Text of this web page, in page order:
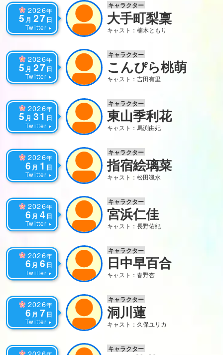
2026年
5 月 27 日
Twitter
キャラクター
大手町梨稟
キャスト：楠木ともり
2026年
5月 27 日
Twitter
キャラクター
こんぴら桃萌
キャスト：吉田有里
2026年
5 月 31 日
Twitter
キャラクター
東山季利花
キャスト：馬渕由妃
2026年
6 月 1 日
Twitter
キャラクター
指宿絵璃菜
キャスト：松田颯水
2026年
6 月 4 日
Twitter
キャラクター
宮浜仁佳
キャスト：長野佑紀
2026年
6 月 6 日
Twitter
キャラクター
日中早百合
キャスト：春野杏
2026年
6 月 7 日
Twitter
キャラクター
洞川蓮
キャスト：久保ユリカ
キャラクター